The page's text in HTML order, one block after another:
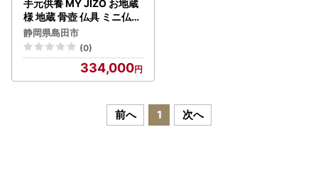
手元供養 MY JIZO お地蔵
様 地蔵 骨壺 仏具 ミニ仏壇
コンパクト 遺骨入れ 分骨
彫刻 モダン仏具 ペット供
養 置物 インテリア
静岡県島田市
(0)
334,000
前へ 1 次へ